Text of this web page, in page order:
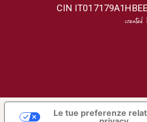
CIN
Le tue preferenze